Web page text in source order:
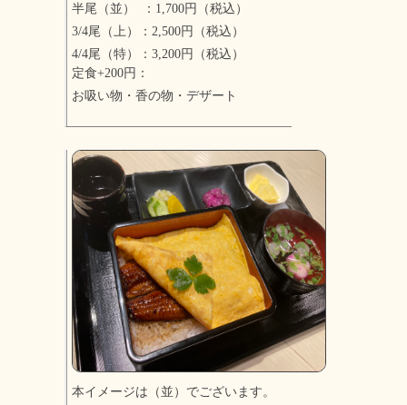
半尾（並） ：1,700円（税込）
3/4尾（上）：2,500円（税込）
4/4尾（特）：3,200円（税込）
定食+200円：
お吸い物・香の物・デザート
本イメージは（並）でございます。